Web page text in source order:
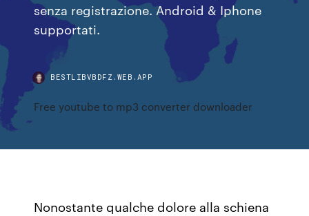
senza registrazione. Android & Iphone
supportati.
BESTLIBVBDFZ.WEB.APP
Free youtube to mp3 converter downloader
Nonostante qualche dolore alla schiena